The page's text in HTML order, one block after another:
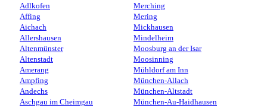
Adlkofen
Affing
Aichach
Allershausen
Altenmünster
Altenstadt
Amerang
Ampfing
Andechs
Aschgau im Cheimgau
Merching
Mering
Mickhausen
Mindelheim
Moosburg an der Isar
Moosinning
Mühldorf am Inn
München-Allach
München-Altstadt
München-Au-Haidhausen